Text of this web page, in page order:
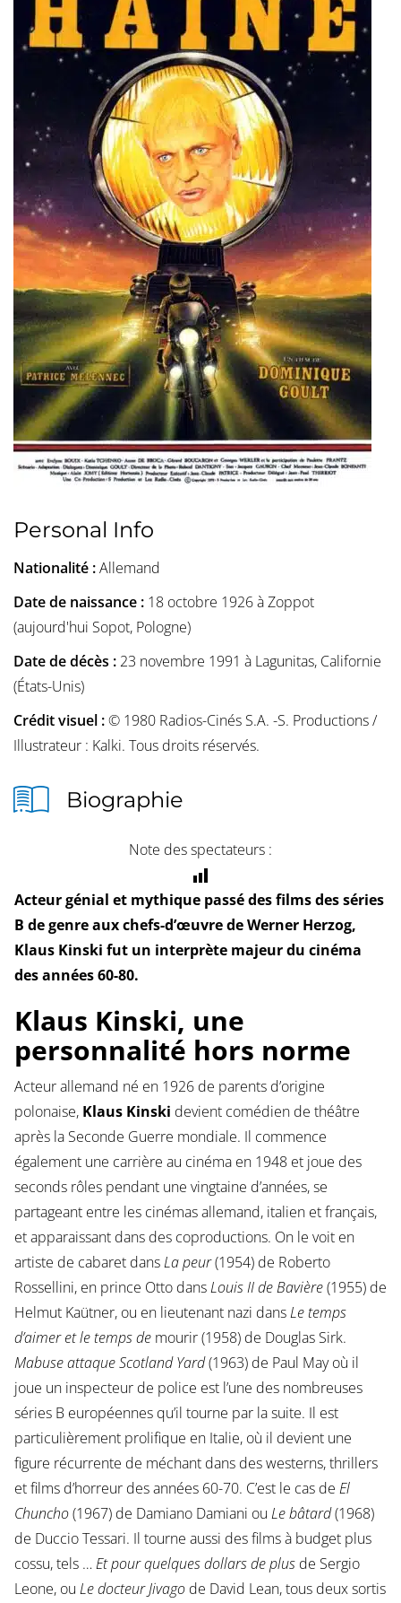
Personal Info
Nationalité :Allemand
Date de naissance : 18 octobre 1926 à Zoppot
(aujourd'hui Sopot, Pologne)
Date de décès : 23 novembre 1991 à Lagunitas, Californie
(États-Unis)
Crédit visuel :© 1980 Radios-Cinés S.A. -S. Productions /
Illustrateur : Kalki. Tous droits réservés.
Biographie
Note des spectateurs :
Acteur génial et mythique passé des films des séries
B de genre aux chefs-d’œuvre de Werner Herzog,
Klaus Kinski fut un interprète majeur du cinéma
des années 60-80.
Klaus Kinski, une
personnalité hors norme
Acteur allemand né en 1926 de parents d’origine
polonaise, Klaus Kinski devient comédien de théâtre
après la Seconde Guerre mondiale. Il commence
également une carrière au cinéma en 1948 et joue des
seconds rôles pendant une vingtaine d’années, se
partageant entre les cinémas allemand, italien et français,
et apparaissant dans des coproductions. On le voit en
artiste de cabaret dansLa peur(1954) de Roberto
Rossellini, en prince Otto dansLouis II de Bavière(1955) de
Helmut Kaütner, ou en lieutenant nazi dansLe temps
d’aimer et le temps demourir (1958) de Douglas Sirk.
Mabuse attaque Scotland Yard(1963) de Paul May où il
joue un inspecteur de police est l’une des nombreuses
séries B européennes qu’il tourne par la suite. Il est
particulièrement prolifique en Italie, où il devient une
figure récurrente de méchant dans des westerns, thrillers
et films d’horreur des années 60-70. C’est le cas de El
Chuncho(1967) de Damiano Damiani ou Le bâtard(1968)
de Duccio Tessari. Il tourne aussi des films à budget plus
cossu, tels …Et pour quelques dollars de plus de Sergio
Leone, ou Le docteur Jivagode David Lean, tous deux sortis